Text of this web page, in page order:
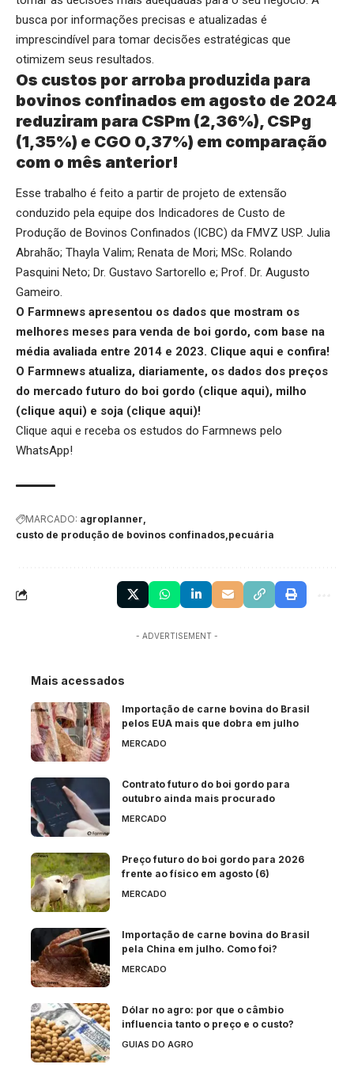
busca por informações precisas e atualizadas é
imprescindível para tomar decisões estratégicas que
otimizem seus resultados.
Os custos por arroba produzida para
bovinos confinados em agosto de 2024
reduziram para CSPm (2,36%), CSPg
(1,35%) e CGO 0,37%) em comparação
com o mês anterior!
Esse trabalho é feito a partir de projeto de extensão
conduzido pela equipe dos Indicadores de Custo de
Produção de Bovinos Confinados (ICBC) da FMVZ USP. Julia
Abrahão; Thayla Valim; Renata de Mori; MSc. Rolando
Pasquini Neto; Dr. Gustavo Sartorello e; Prof. Dr. Augusto
Gameiro.
O Farmnews apresentou os dados que mostram os
melhores meses para venda de boi gordo, com base na
média avaliada entre 2014 e 2023. Clique aqui e confira!
O Farmnews atualiza, diariamente, os dados dos preços
do mercado futuro do boi gordo (clique aqui), milho
(clique aqui) e soja (clique aqui)!
Clique aqui e receba os estudos do Farmnews pelo
WhatsApp!
MARCADO: agroplanner
custo de produção de bovinos confinados pecuária
- ADVERTISEMENT -
Mais acessados
Importação de carne bovina do Brasil
pelos EUA mais que dobra em julho
MERCADO
Contrato futuro do boi gordo para
outubro ainda mais procurado
MERCADO
Preço futuro do boi gordo para 2026
frente ao físico em agosto (6)
MERCADO
Importação de carne bovina do Brasil
pela China em julho. Como foi?
MERCADO
Dólar no agro: por que o câmbio
influencia tanto o preço e o custo?
GUIAS DO AGRO